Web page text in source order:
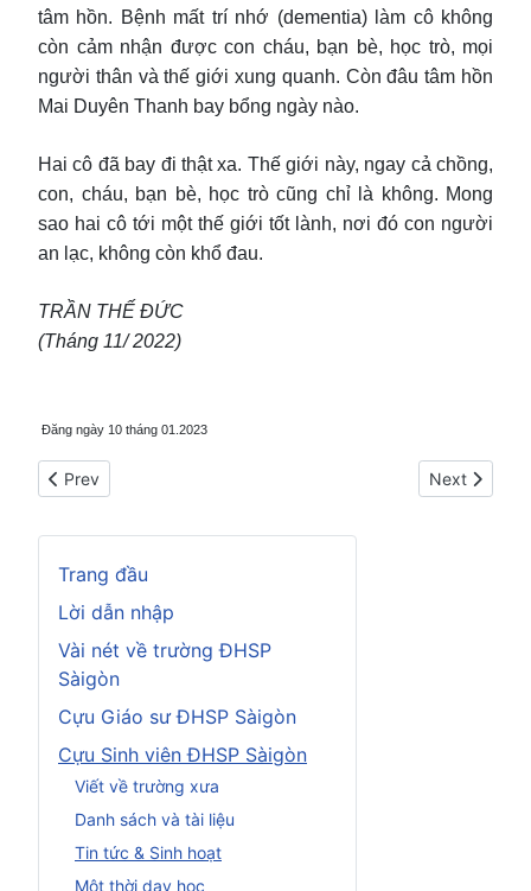
Trang đầu
Lời dẫn nhập
Vài nét về trường ĐHSP
Sàigòn
Cựu Giáo sư ĐHSP Sàigòn
Cựu Sinh viên ĐHSP Sàigòn
Viết về trường xưa
Danh sách và tài liệu
Tin tức & Sinh hoạt
Một thời dạy hoc
tâm hồn. Bệnh mất trí nhớ (dementia) làm cô không
còn cảm nhận được con cháu, bạn bè, học trò, mọi
người thân và thế giới xung quanh. Còn đâu tâm hồn
Mai Duyên Thanh bay bổng ngày nào.
Hai cô đã bay đi thật xa. Thế giới này, ngay cả chồng,
con, cháu, bạn bè, học trò cũng chỉ là không. Mong
sao hai cô tới một thế giới tốt lành, nơi đó con người
an lạc, không còn khổ đau.
TRẦN THẾ ĐỨC
(Tháng 11/ 2022)
Đăng ngày 10 tháng 01.2023
Previous article: Một buổi đi thăm Thầy
Prev Next article:
Next